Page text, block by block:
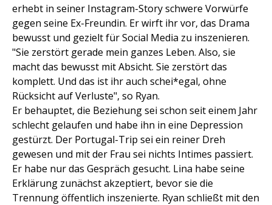
erhebt in seiner Instagram-Story schwere Vorwürfe
gegen seine Ex-Freundin. Er wirft ihr vor, das Drama
bewusst und gezielt für Social Media zu inszenieren.
"Sie zerstört gerade mein ganzes Leben. Also, sie
macht das bewusst mit Absicht. Sie zerstört das
komplett. Und das ist ihr auch schei*egal, ohne
Rücksicht auf Verluste", so Ryan.
Er behauptet, die Beziehung sei schon seit einem Jahr
schlecht gelaufen und habe ihn in eine Depression
gestürzt. Der Portugal-Trip sei ein reiner Dreh
gewesen und mit der Frau sei nichts Intimes passiert.
Er habe nur das Gespräch gesucht. Lina habe seine
Erklärung zunächst akzeptiert, bevor sie die
Trennung öffentlich inszenierte. Ryan schließt mit den